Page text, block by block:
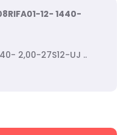
12- 1440-
2,00-27S12-UJ ..